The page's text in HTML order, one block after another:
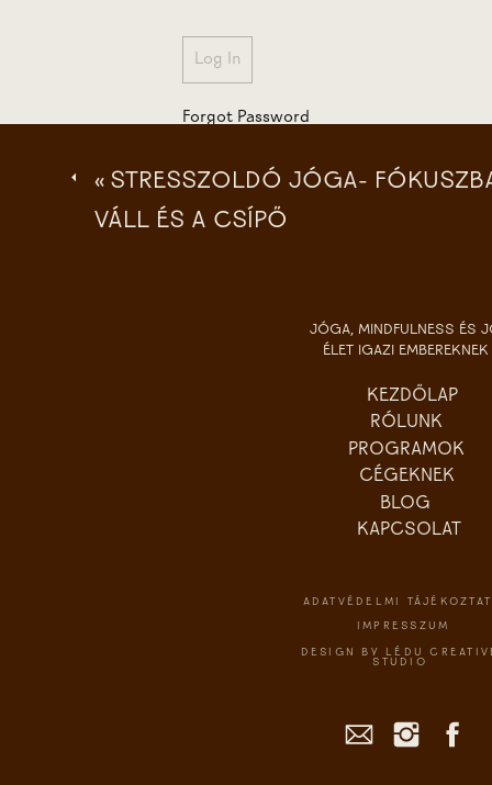
Forgot Password
« STRESSZOLDÓ JÓGA-
VÁLL ÉS A CSÍPŐ
DESIGN BY LÉDU
STUDIO
JÓGA, MINDFULNESS ÉS
ÉLET IGAZI EMBEREKNEK
KEZDŐLAP
RÓLUNK
PROGRAMOK
CÉGEKNEK
KAPCSOLAT
BLOG
ADATVÉDELMI
IMPRESSZUM